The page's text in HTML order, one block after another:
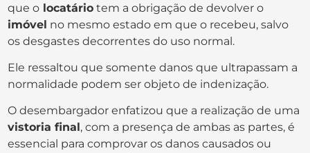
que o locatário tem a obrigação de devolver o
imóvel no mesmo estado em que o recebeu, salvo
os desgastes decorrentes do uso normal.
Ele ressaltou que somente danos que ultrapassam a
normalidade podem ser objeto de indenização.
O desembargador enfatizou que a realização de uma
vistoria final , com a presença de ambas as partes, é
essencial para comprovar os danos causados ou